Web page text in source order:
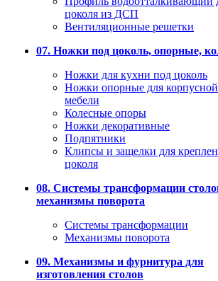
цоколя из ДСП
Вентиляционные решетки
07. Ножки под цоколь, опорные,
Ножки для кухни под цоколь
Ножки опорные для корпусной
мебели
Колесные опоры
Ножки декоративные
Подпятники
Клипсы и защелки для
цоколя
08. Системы трансформации
механизмы поворота
Системы трансформации
Механизмы поворота
09. Механизмы и фурнитура для
изготовления столов